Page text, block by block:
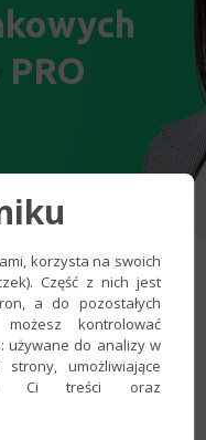
InsERT
korzysta na swoich
Część z nich jest
a do pozostałych
kontrolować
używane do analizy w
umożliwiające
Ci treści oraz